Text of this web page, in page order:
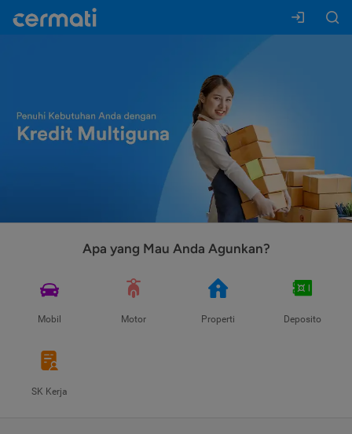
Apa yang Mau Anda Agunkan?
Mobil Motor Properti Deposito
SK Kerja